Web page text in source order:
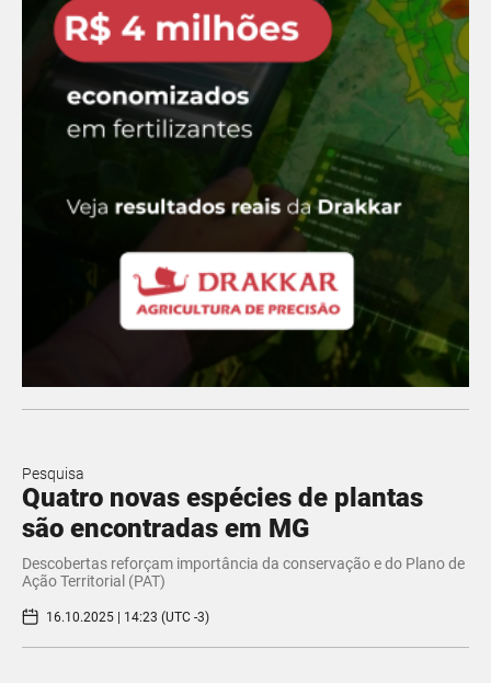
Pesquisa
Quatro novas espécies de plantas
são encontradas em MG
Descobertas reforçam importância da conservação e do Plano de
Ação Territorial (PAT)
16.10.2025 | 14:23 (UTC -3)